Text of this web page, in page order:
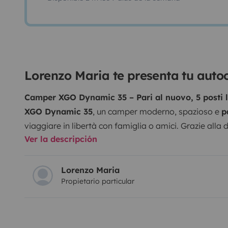
Lorenzo Maria te presenta tu
Camper XGO Dynamic 35 – Pari al nuovo, 5 posti
XGO Dynamic 35, un camper moderno, spazioso e
viaggiare in libertà con famiglia o amici. Grazie alla
spazi è molto confortevole e facile da guidare, ideale
/ 5 posti letto🛏Letto matrimoniale posteriore
🛋Dinette trasformabile in letto singolo
Ver la descripción
Lorenzo Maria
Propietario particular